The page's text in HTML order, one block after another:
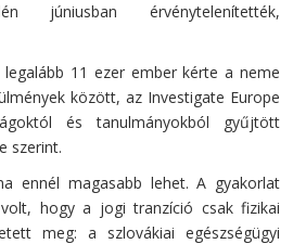
júniusban érvénytelenítették,
11 ezer ember kérte a neme
között, az Investigate Europe
és tanulmányokból gyűjtött
szerint.
ennél magasabb lehet. A gyakorlat
hogy a jogi tranzíció csak fizikai
meg: a szlovákiai egészségügyi